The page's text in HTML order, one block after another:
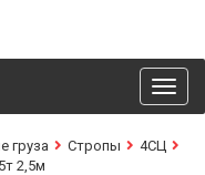
груза Стропы
4СЦ
2,5м